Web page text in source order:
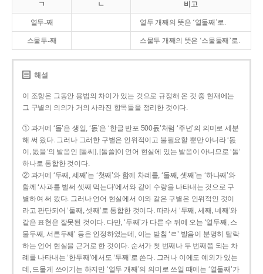
ㄱ ㄴ 비고
열두-째 열두 개째의 뜻은 ‘열둘째’로.
스물두-째 스물두 개째의 뜻은 ‘스물둘째’로.
해설
이 조항은 그동안 용법의 차이가 있는 것으로 규정해 온 것 중 현재에는
그 구별의 의의가 거의 사라진 항목들을 정리한 것이다.
① 과거에 ‘돌’은 생일, ‘돐’은 ‘한글 반포 500돐’처럼 ‘주년’의 의미로 세분
해 써 왔다. 그러나 그러한 구별은 인위적이고 불필요할 뿐만 아니라 ‘돐
이, 돐을’의 발음인 [돌씨], [돌쓸]이 언어 현실에 있는 발음이 아니므로 ‘돌’
하나로 통합한 것이다.
② 과거에 ‘두째, 세째’는 ‘첫째’와 함께 차례를, ‘둘째, 셋째’는 ‘하나째’와
함께 ‘사과를 벌써 셋째 먹는다’에서와 같이 수량을 나타내는 것으로 구
별하여 써 왔다. 그러나 언어 현실에서 이와 같은 구별은 인위적인 것이
라고 판단되어 ‘둘째, 셋째’로 통합한 것이다. 따라서 ‘두째, 세째, 네째’와
같은 표현은 잘못된 것이다. 다만, ‘두째’가 다른 수 뒤에 오는 ‘열두째, 스
물두째, 서른두째’ 등은 인정하였는데, 이는 받침 ‘ㄹ’ 발음이 분명히 탈락
하는 언어 현실을 근거로 한 것이다. 순서가 첫 번째나 두 번째쯤 되는 차
례를 나타내는 ‘한두째’에서도 ‘두째’로 쓴다. 그러나 이에도 예외가 있는
데, 드물게 쓰이기는 하지만 ‘열두 개째’의 의미로 쓰일 때에는 ‘열둘째’가